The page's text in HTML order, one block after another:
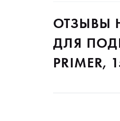
ОТЗЫВЫ
ДЛЯ
PRIMER,